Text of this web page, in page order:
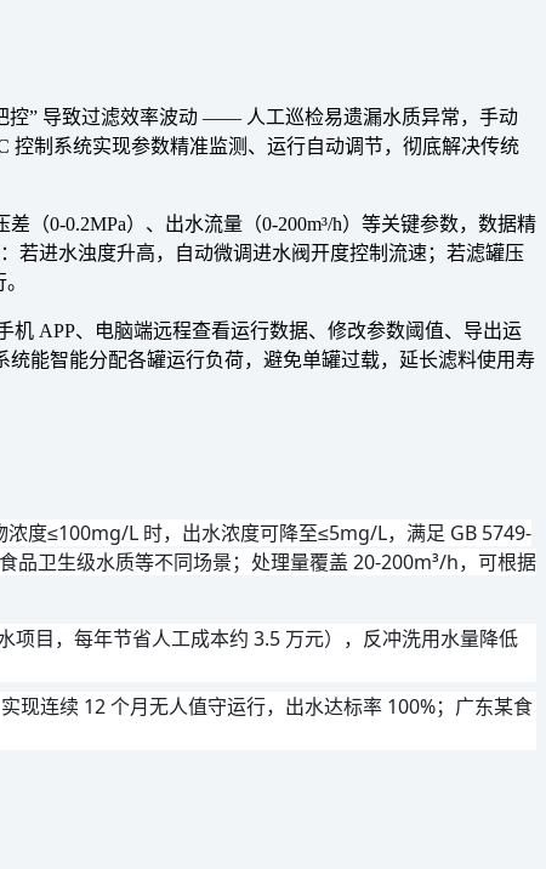
控” 导致过滤效率波动 —— 人工巡检易遗漏水质异常，手动
控制系统实现参数精准监测、运行自动调节，彻底解决传统
（0-0.2MPa）、出水流量（0-200m³/h）等关键参数，数据精
若进水浊度升高，自动微调进水阀开度控制流速；若滤罐压
机 APP、电脑端远程查看运行数据、修改参数阈值、导出运
能智能分配各罐运行负荷，避免单罐过载，延长滤料使用寿
浓度≤100mg/L 时，出水浓度可降至≤5mg/L，满足 GB 5749-
品卫生级水质等不同场景；处理量覆盖 20-200m³/h，可根据
项目，每年节省人工成本约 3.5 万元），反冲洗用水量降低
现连续 12 个月无人值守运行，出水达标率 100%；广东某食